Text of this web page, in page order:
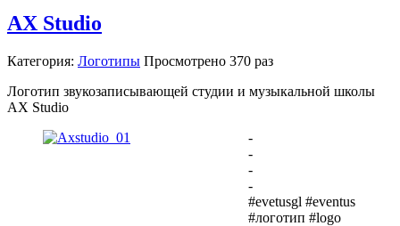
AX Studio
Категория: Логотипы Просмотрено 370 раз
Логотип звукозаписывающей студии и музыкальной школы
AX Studio
-
-
-
-
#evetusgl #eventus
#логотип #logo